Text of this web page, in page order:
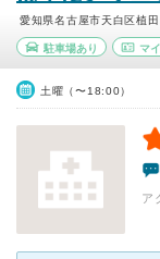
愛知県名古屋市天白区植
駐車場あり マ
土曜（〜18:00）
ア